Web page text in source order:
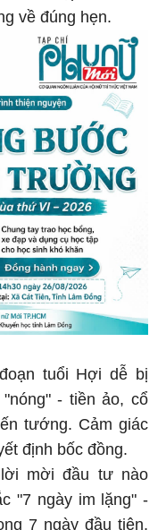
về đúng hẹn.
tuổi Hợi dễ bị
- tiền ảo, cổ
tướng. Cảm giác
định bốc đồng.
mời đầu tư nào
"7 ngày im lặng" -
7 ngày đầu tiên,